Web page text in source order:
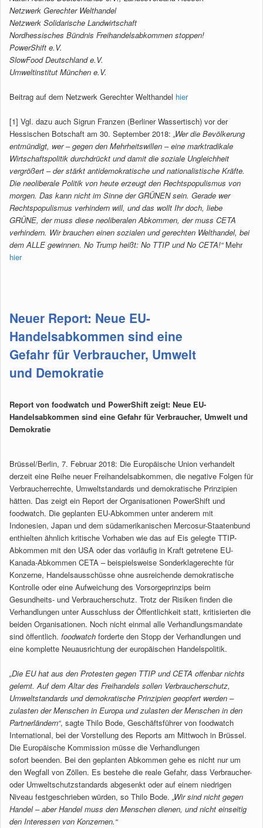
Netzwerk Gerechter Welthandel
Netzwerk Solidarische Landwirtschaft
Nordhessisches Bündnis Freihandelsabkommen stoppen!
PowerShift e.V.
SlowFood Deutschland e.V.
Umweltinstitut München e.V.
Beitrag auf dem Netzwerk Gerechter Welthandel hier
[1] Vgl. dazu auch Sigrun Franzen (Berliner Wassertisch) vor der
Hessischen Botschaft am 30. September 2018: „Wer die Bevölkerung
entmündigt, wer – gegen den Mehrheitswillen – eine marktradikale
Wirtschaftspolitik durchdrückt und damit die soziale Ungleichheit
vergrößert – der stärkt antidemokratische und nationalistische Kräfte.
Die neoliberale Politik von heute erzeugt den Rechtspopulismus von
morgen. Das kann nicht im Sinne der GRÜNEN sein. Gerade wer
Rechtspopulismus verhindern will, und das wollt Ihr doch, liebe
GRÜNE, der muss diese neoliberalen Abkommen, der muss CETA
verhindern. Wir brauchen einen sozialen und gerechten Welthandel, bei
dem ALLE gewinnen. No Trump heißt: No TTIP und No CETA!“Mehr
hier
Neuer Report: Neue EU-
Handelsabkommen sind eine
Gefahr für Verbraucher, Umwelt
und Demokratie
Report von foodwatch und PowerShift zeigt: Neue EU-
Handelsabkommen sind eine Gefahr für Verbraucher, Umwelt und
Demokratie
Brüssel/Berlin, 7. Februar 2018: Die Europäische Union verhandelt
derzeit eine Reihe neuer Freihandelsabkommen, die negative Folgen für
Verbraucherrechte, Umweltstandards und demokratische Prinzipien
hätten. Das zeigt ein Report der Organisationen PowerShift und
foodwatch. Die geplanten EU-Abkommen unter anderem mit
Indonesien, Japan und dem südamerikanischen Mercosur-Staatenbund
enthielten ähnlich kritische Vorhaben wie das auf Eis gelegte TTIP-
Abkommen mit den USA oder das vorläufig in Kraft getretene EU-
Kanada-Abkommen CETA – beispielsweise Sonderklagerechte für
Konzerne, Handelsausschüsse ohne ausreichende demokratische
Kontrolle oder eine Aufweichung des Vorsorgeprinzips beim
Gesundheits- und Verbraucherschutz. Trotz der Risiken finden die
Verhandlungen unter Ausschluss der Öffentlichkeit statt, kritisierten die
beiden Organisationen. Noch nicht einmal alle Verhandlungsmandate
sind öffentlich. foodwatch forderte den Stopp der Verhandlungen und
eine komplette Neuausrichtung der europäischen Handelspolitik.
„Die EU hat aus den Protesten gegen TTIP und CETA offenbar nichts
gelernt. Auf dem Altar des Freihandels sollen Verbraucherschutz,
Umweltstandards und demokratische Prinzipien geopfert werden –
zulasten der Menschen in Europa und zulasten der Menschen in den
Partnerländern“, sagte Thilo Bode, Geschäftsführer von foodwatch
International, bei der Vorstellung des Reports am Mittwoch in Brüssel.
Die Europäische Kommission müsse die Verhandlungen
sofort beenden. Bei den geplanten Abkommen gehe es nicht nur um
den Wegfall von Zöllen. Es bestehe die reale Gefahr, dass Verbraucher-
oder Umweltschutzstandards abgesenkt oder auf einem niedrigen
Niveau festgeschrieben würden, so Thilo Bode. „Wir sind nicht gegen
Handel – aber Handel muss den Menschen dienen, und nicht einseitig
den Interessen von Konzernen.“